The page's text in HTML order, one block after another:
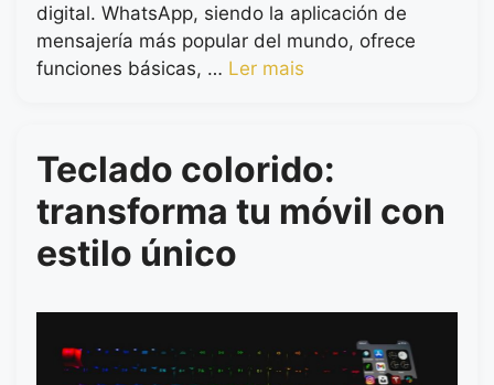
digital. WhatsApp, siendo la aplicación de
mensajería más popular del mundo, ofrece
funciones básicas, … Ler mais
Teclado colorido:
transforma tu móvil con
estilo único